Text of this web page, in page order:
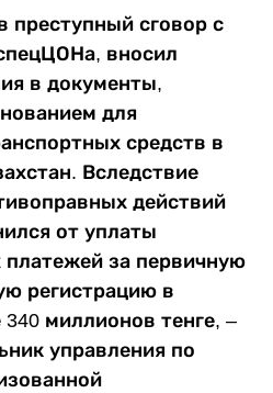
преступный сговор с
вносил
в документы,
для
средств в
Вследствие
действий
от уплаты
платежей за первичную
регистрацию в
миллионов тенге, –
управления по